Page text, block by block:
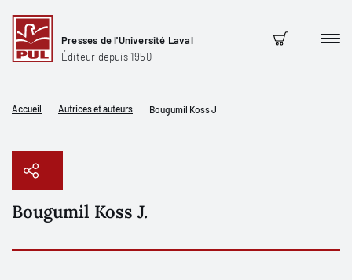
Presses de l'Université Laval
Éditeur depuis 1950
Panier
Accueil Autrices et auteurs Bougumil Koss J.
Bougumil Koss J.